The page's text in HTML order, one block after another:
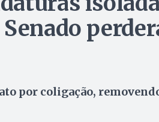
por coligação,